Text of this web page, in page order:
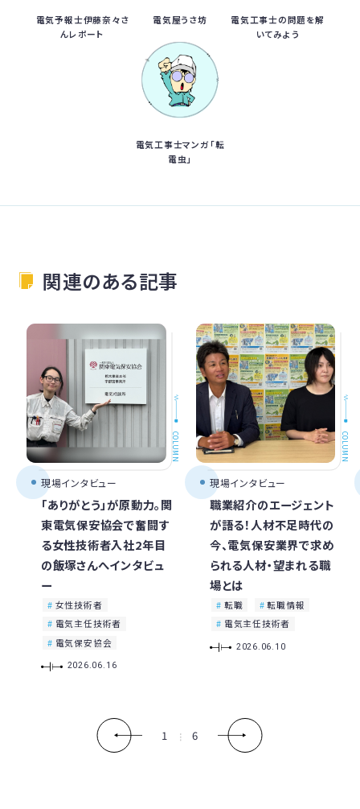
電気予報士伊藤奈々さ
んレポート
電気屋うさ坊
電気工事士の問題を解
いてみよう
電気工事士マンガ「転
電虫」
関連のある記事
COLUMN
現場インタビュー
「ありがとう」が原動力。関
東電気保安協会で奮闘す
る女性技術者入社2年目
の飯塚さんへインタビュ
ー
女性技術者
電気主任技術者
電気保安協会
2026.06.16
COLUMN
現場インタビュー
職業紹介のエージェント
が語る！人材不足時代の
今、電気保安業界で求め
られる人材・望まれる職
場とは
転職
転職情報
電気主任技術者
2026.06.10
1 6